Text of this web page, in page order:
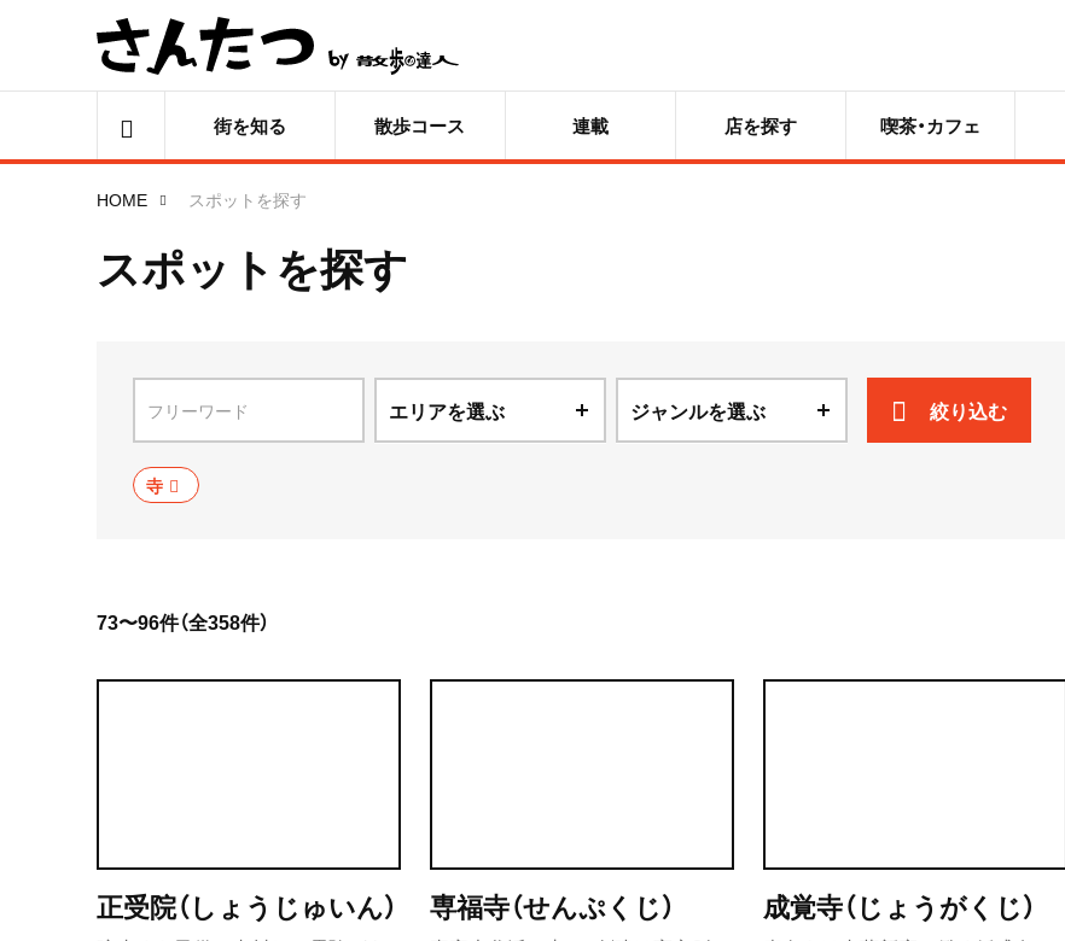
街を知る 散歩コース 連載 店を探す 喫茶・カフェ
HOME スポットを探す
スポットを探す
エリアを選ぶ
秋田県
つくば
ジャンルを選ぶ
喫茶・カフェ
ラーメン・つけ麺
寺
絞り込む
73〜96件（全358件）
正受院（しょうじゅいん） 専福寺（せんぷくじ） 成覚寺（じょうがくじ）